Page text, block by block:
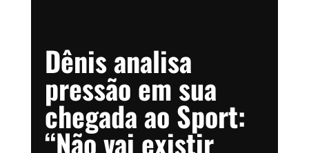
Dênis analisa
pressão em sua
chegada ao Sport:
“Não vai existir